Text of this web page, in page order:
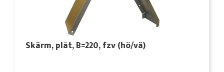
Skärm, plåt, B=220, fzv (hö/vä)